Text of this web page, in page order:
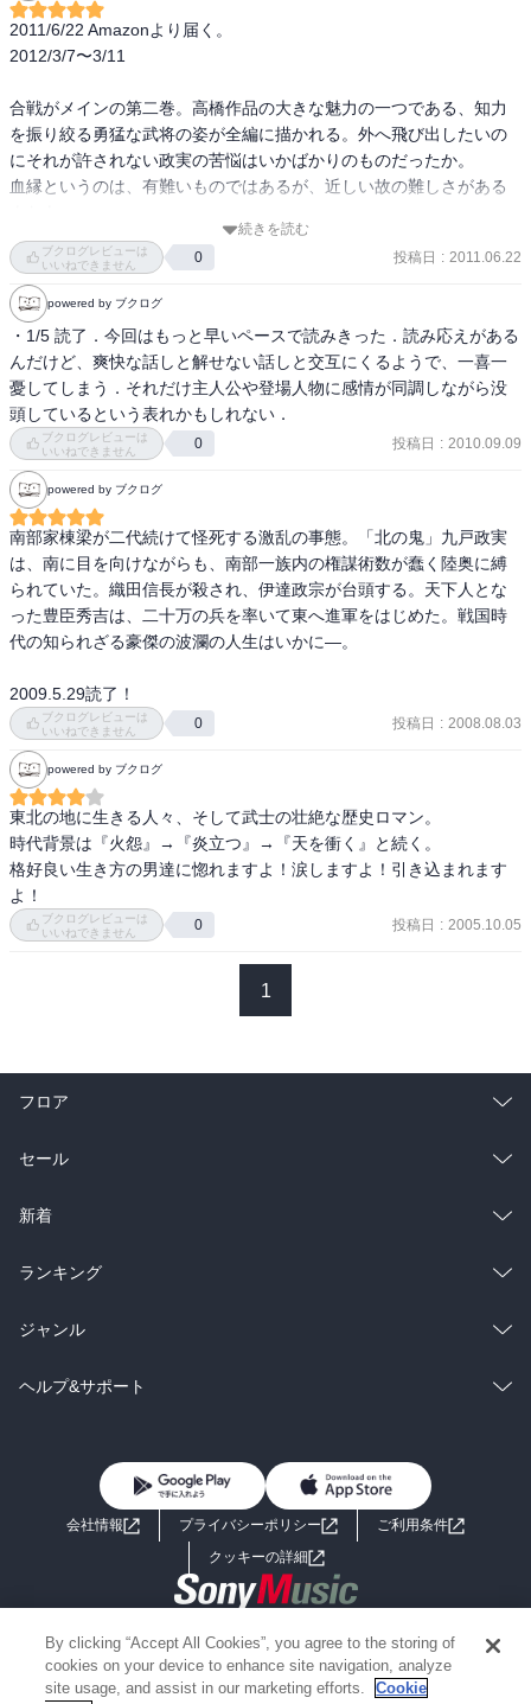
さぁ、いよいよ3巻が楽しみ。
2011/6/22 Amazonより届く。
2012/3/7〜3/11
合戦がメインの第二巻。高橋作品の大きな魅力の一つである、知力
を振り絞る勇猛な武将の姿が全編に描かれる。外へ飛び出したいの
にそれが許されない政実の苦悩はいかばかりのものだったか。
血縁というのは、有難いものではあるが、近しい故の難しさがある
秀吉の世と定まりつつあるなか、いよいよ最終巻へ。
続きを読む
ブクログレビューは
いいねできません
0 投稿日 : 2011.06.22
powered by ブクログ
・1/5 読了．今回はもっと早いペースで読みきった．読み応えがある
んだけど、爽快な話しと解せない話しと交互にくるようで、一喜一
憂してしまう．それだけ主人公や登場人物に感情が同調しながら没
頭しているという表れかもしれない．
ブクログレビューは
いいねできません
0 投稿日 : 2010.09.09
powered by ブクログ
南部家棟梁が二代続けて怪死する激乱の事態。「北の鬼」九戸政実
は、南に目を向けながらも、南部一族内の権謀術数が蠢く陸奥に縛
られていた。織田信長が殺され、伊達政宗が台頭する。天下人とな
った豊臣秀吉は、二十万の兵を率いて東へ進軍をはじめた。戦国時
代の知られざる豪傑の波瀾の人生はいかに―。
2009.5.29読了！
ブクログレビューは
いいねできません
0 投稿日 : 2008.08.03
powered by ブクログ
東北の地に生きる人々、そして武士の壮絶な歴史ロマン。
時代背景は『火怨』→『炎立つ』→『天を衝く』と続く。
格好良い生き方の男達に惚れますよ！涙しますよ！引き込まれます
よ！
ブクログレビューは
いいねできません
0 投稿日 : 2005.10.05
1
フロア
総合
ラノベ
雑誌・グラビア
BL・TL
セール
総合
ラノベ
雑誌・グラビア
BL・TL
新着
総合
ラノベ
雑誌・グラビア
ランキング
総合
ラノベ
ジャンル
コミック
ライトノベル 男子向けラノベ
小説
海外小説
ミステリー SF
ヘルプ&サポート
よくあるご質問 お問い合わせ
会社情報 プライバシーポリシー
ご利用条件
クッキーの詳細
Copyright 2017 - 2026 Sony Music Entertainment(Japan) Inc.
Information on the site is for the Japan domestic market only
powered by
By clicking “Accept All Cookies”, you agree to the storing of
cookies on your device to enhance site navigation, analyze
site usage, and assist in our marketing efforts.
Cookie